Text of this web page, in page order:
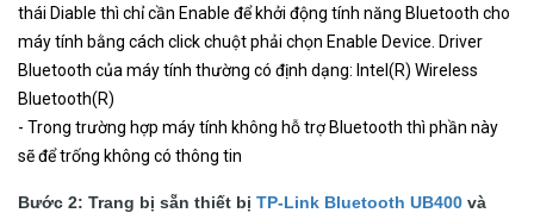
thái Diable thì chỉ cần Enable để khởi động tính năng Bluetooth cho
máy tính bằng cách click chuột phải chọn Enable Device. Driver
Bluetooth của máy tính thường có định dạng: Intel(R) Wireless
Bluetooth(R)
- Trong trường hợp máy tính không hỗ trợ Bluetooth thì phần này
sẽ để trống không có thông tin
Bước 2: Trang bị sẵn thiết bị TP-Link Bluetooth UB400 và